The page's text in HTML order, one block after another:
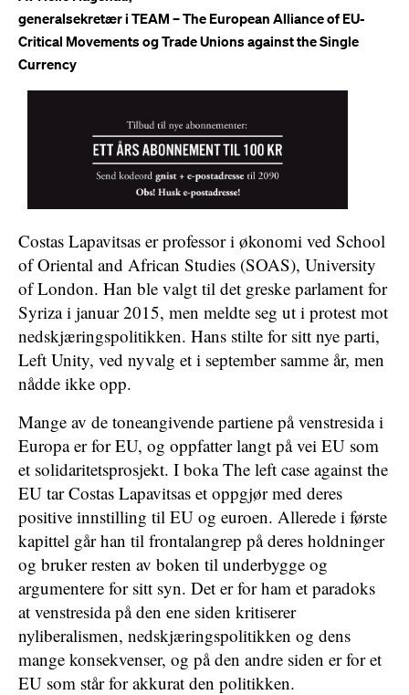
generalsekretær i TEAM – The European Alliance of EU-
Critical Movements og Trade Unions against the Single
Currency
Costas Lapavitsas er professor i økonomi ved School
of Oriental and African Studies (SOAS), University
of London. Han ble valgt til det greske parlament for
Syriza i januar 2015, men meldte seg ut i protest mot
nedskjæringspolitikken. Hans stilte for sitt nye parti,
Left Unity, ved nyvalg et i september samme år, men
nådde ikke opp.
Mange av de toneangivende partiene på venstresida i
Europa er for EU, og oppfatter langt på vei EU som
et solidaritetsprosjekt. I boka The left case against the
EU tar Costas Lapavitsas et oppgjør med deres
positive innstilling til EU og euroen. Allerede i første
kapittel går han til frontalangrep på deres holdninger
og bruker resten av boken til underbygge og
argumentere for sitt syn. Det er for ham et paradoks
at venstresida på den ene siden kritiserer
nyliberalismen, nedskjæringspolitikken og dens
mange konsekvenser, og på den andre siden er for et
EU som står for akkurat den politikken.